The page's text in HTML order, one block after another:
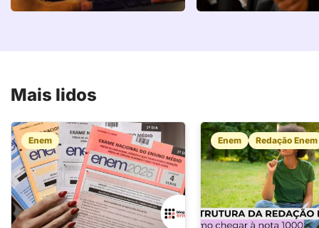
Mais lidos
Enem Enem Redação Enem